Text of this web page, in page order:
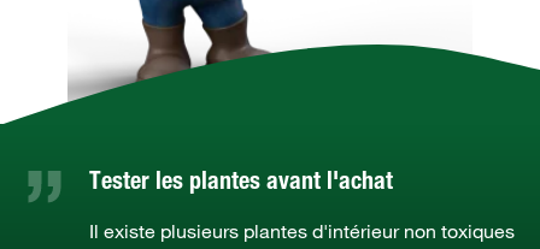
Tester les plantes avant l'achat
Il existe plusieurs plantes d'intérieur non toxiques